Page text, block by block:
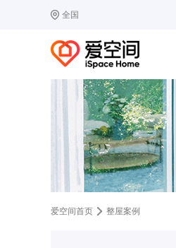
全国
广州 其他城市
廊坊
天津 太原
郑州
爱空间首页 整屋案例